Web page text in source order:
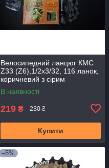
Велосипедний ланцюг КМС
Z33 (Z6),1/2x3/32, 116 ланок,
коричневий з сірим
В наявності
219 ₴ 230 ₴
Купити
–5%